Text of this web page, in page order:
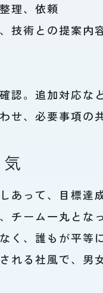
、依頼
技術との提案内
認。追加対応な
せ、必要事項の
あって、目標達
チーム一丸とな
く、誰もが平等
れる社風で、男